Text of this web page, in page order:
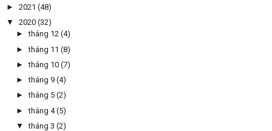
► 2021 (48)
▼
2020 (32)
►tháng 12 (4)
►tháng 11 (8)
►tháng 10 (7)
►tháng 9 (4)
►tháng 5 (2)
►tháng 4 (5)
▼
tháng 3 (2)